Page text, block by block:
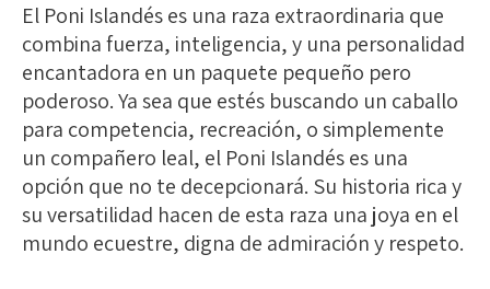
El Poni Islandéses una raza extraordinaria que
combina fuerza, inteligencia, y una personalidad
encantadora en un paquete pequeño pero
poderoso. Ya sea que estés buscando un caballo
para competencia, recreación, o simplemente
un compañero leal, el Poni Islandés es una
opción que no te decepcionará. Su historia rica y
su versatilidad hacen de esta raza una joya en el
mundo ecuestre, digna de admiración y respeto.